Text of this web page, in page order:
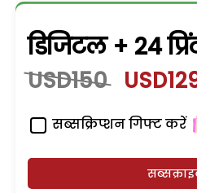
डिजिटल + 24
USD150
सब्सक्रिप्शन गिफ्ट करें